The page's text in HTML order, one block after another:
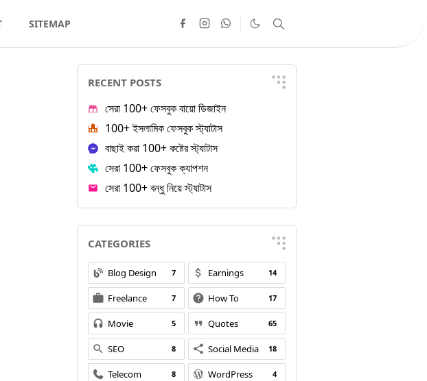
SITEMAP
RECENT POSTS
সেরা 100+ ফেসবুক বায়ো ডিজাইন
100+ ইসলামিক ফেসবুক স্ট্যাটাস
বাছাই করা 100+ কষ্টের স্ট্যাটাস
সেরা 100+ ফেসবুক ক্যাপশন
সেরা 100+ বন্ধু নিয়ে স্ট্যাটাস
CATEGORIES
Blog Design 7 Earnings 14
Freelance 7 How To 17
Movie 5 Quotes 65
SEO 8 Social Media 18
Telecom 8 WordPress 4